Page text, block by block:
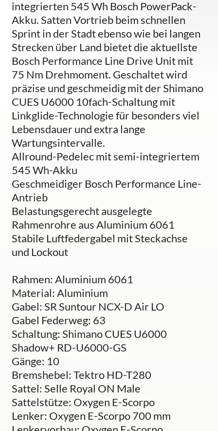
integrierten 545 Wh Bosch PowerPack-
Akku. Satten Vortrieb beim schnellen
Sprint in der Stadt ebenso wie bei langen
Strecken über Land bietet die aktuellste
Bosch Performance Line Drive Unit mit
75 Nm Drehmoment. Geschaltet wird
präzise und geschmeidig mit der Shimano
CUES U6000 10fach-Schaltung mit
Linkglide-Technologie für besonders viel
Lebensdauer und extra lange
Wartungsintervalle.
Allround-Pedelec mit semi-integriertem
545 Wh-Akku
Geschmeidiger Bosch Performance Line-
Antrieb
Belastungsgerecht ausgelegte
Rahmenrohre aus Aluminium 6061
Stabile Luftfedergabel mit Steckachse
und Lockout
Rahmen: Aluminium 6061
Material: Aluminium
Gabel: SR Suntour NCX-D Air LO
Gabel Federweg: 63
Schaltung: Shimano CUES U6000
Shadow+ RD-U6000-GS
Gänge: 10
Bremshebel: Tektro HD-T280
Sattel: Selle Royal ON Male
Sattelstütze: Oxygen E-Scorpo
Lenker: Oxygen E-Scorpo 700 mm